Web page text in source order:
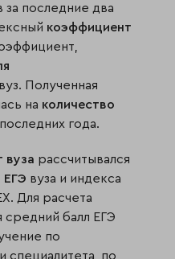
за последние два
коэффициент
Полученная
на количество
года.
вуза рассчитывался
ЕГЭ вуза и индекса
Для расчета
средний балл ЕГЭ
по
специалитета, по